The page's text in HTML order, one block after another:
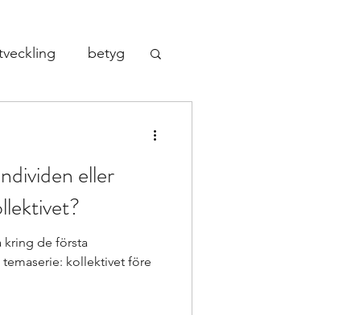
betyg
Nationella prov
eller
kring de första
kollektivet före